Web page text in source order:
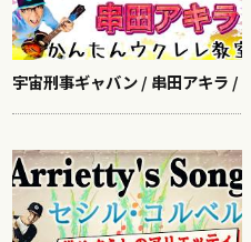
宇宙刑事ギャバン / 串田アキラ /